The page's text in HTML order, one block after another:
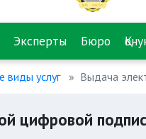
Эксперты Бюро
виды услуг Выдача
цифровой